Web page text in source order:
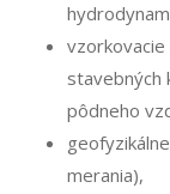
stavebných
pôdneho
merania),